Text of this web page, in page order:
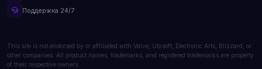
Поддержка 24/7
This site is not endorsed by or affiliated with Valve, Ubisoft, Electronic Arts, Blizzard, or
other companies. All product names, trademarks, and registered trademarks are property
of their respective owners.